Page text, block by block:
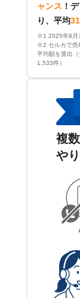
ャンス ！
り、平均
※1 2025年8月
※2 セルカで売
平均額を算出
1,533件）
複
や